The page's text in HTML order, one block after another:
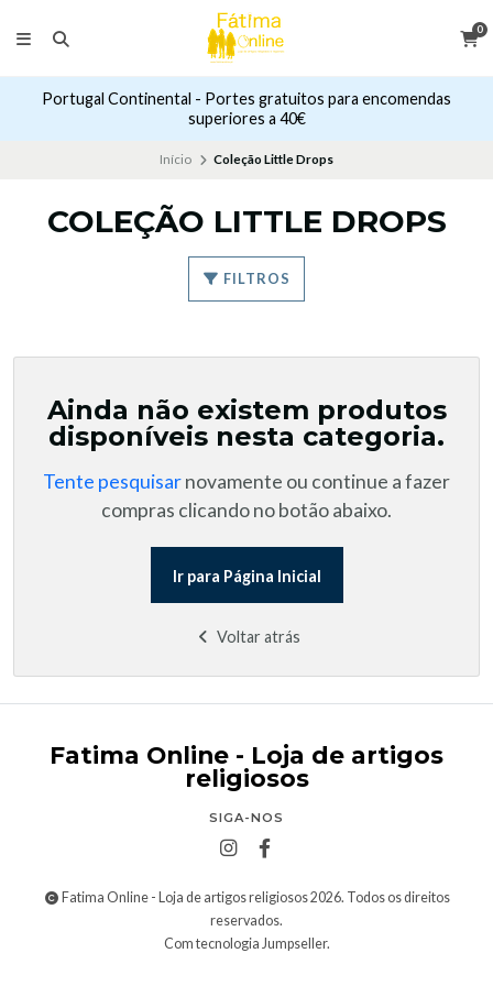
0
Portugal Continental - Portes gratuitos para encomendas
superiores a 40€
Início Coleção Little Drops
COLEÇÃO LITTLE DROPS
FILTROS
Ainda não existem produtos
disponíveis nesta categoria.
Tente pesquisarnovamente ou continue a fazer
compras clicando no botão abaixo.
Ir para Página Inicial
Voltar atrás
Fatima Online - Loja de artigos
religiosos
SIGA-NOS
Fatima Online - Loja de artigos religiosos 2026. Todos os direitos
reservados.
Com tecnologia Jumpseller.